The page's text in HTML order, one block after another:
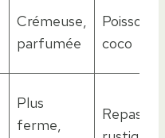
Crémeuse,
parfumée
Poisson
coco
Plus
ferme,
Repas